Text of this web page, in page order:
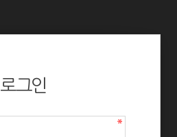
로그인